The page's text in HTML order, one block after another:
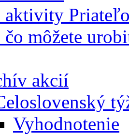
aktivity
čo môžete
akcií
Vyhodnotenie